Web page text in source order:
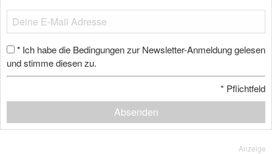
* Ich habe die Bedingungen zur Newsletter-Anmeldung gelesen
und stimme diesen zu.
* Pflichtfeld
Absenden
Anzeige